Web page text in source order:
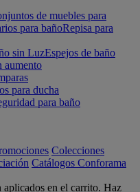
de muebles para
para bañoRepisa para
sin LuzEspejos de baño
aumento
para ducha
para baño
Colecciones
Catálogos Conforama
aplicados en el carrito. Haz